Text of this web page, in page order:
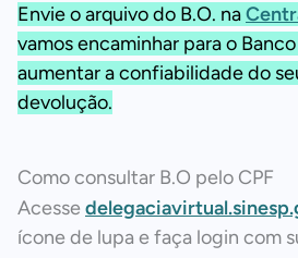
Envie o arquivo do B.O. na
vamos encaminhar para o
aumentar a confiabilidade do
devolução.
Como consultar B.O pelo CPF
Acesse
ícone de lupa e faça login com